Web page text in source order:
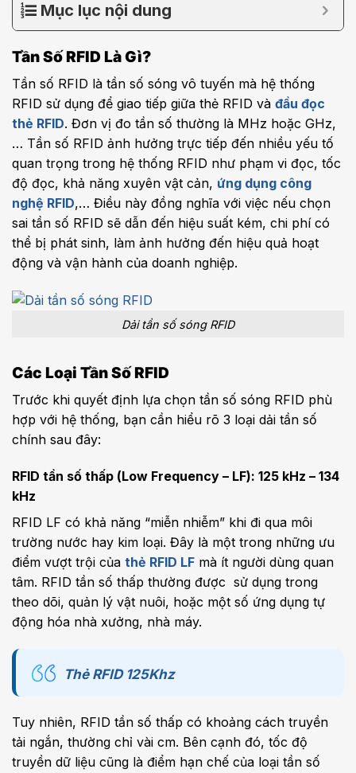
Mục lục nội dung
Tần Số RFID Là Gì?
Tần số RFID là tần số sóng vô tuyến mà hệ thống
RFID sử dụng để giao tiếp giữa thẻ RFID và đầu đọc
thẻ RFID. Đơn vị đo tần số thường là MHz hoặc GHz,
… Tần số RFID ảnh hưởng trực tiếp đến nhiều yếu tố
quan trọng trong hệ thống RFID như phạm vi đọc, tốc
độ đọc, khả năng xuyên vật cản, ứng dụng công
nghệ RFID,… Điều này đồng nghĩa với việc nếu chọn
sai tần số RFID sẽ dẫn đến hiệu suất kém, chi phí có
thể bị phát sinh, làm ảnh hưởng đến hiệu quả hoạt
động và vận hành của doanh nghiệp.
Dải tần số sóng RFID
Các Loại Tần Số RFID
Trước khi quyết định lựa chọn tần số sóng RFID phù
hợp với hệ thống, bạn cần hiểu rõ 3 loại dải tần số
chính sau đây:
RFID tần số thấp (Low Frequency – LF): 125 kHz – 134
kHz
RFID LF có khả năng “miễn nhiễm” khi đi qua môi
trường nước hay kim loại. Đây là một trong những ưu
điểm vượt trội của thẻ RFID LF mà ít người dùng quan
tâm. RFID tần số thấp thường được sử dụng trong
theo dõi, quản lý vật nuôi, hoặc một số ứng dụng tự
động hóa nhà xưởng, nhà máy.
Thẻ RFID 125Khz
Tuy nhiên, RFID tần số thấp có khoảng cách truyền
tải ngắn, thường chỉ vài cm. Bên cạnh đó, tốc độ
truyền dữ liệu cũng là điểm hạn chế của loại tần số